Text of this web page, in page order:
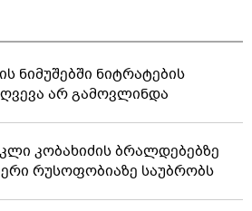
ნიმუშებში ნიტრატების
არ გამოვლინდა
კობახიძის ბრალდებებზე
რუსოფობიაზე საუბრობს